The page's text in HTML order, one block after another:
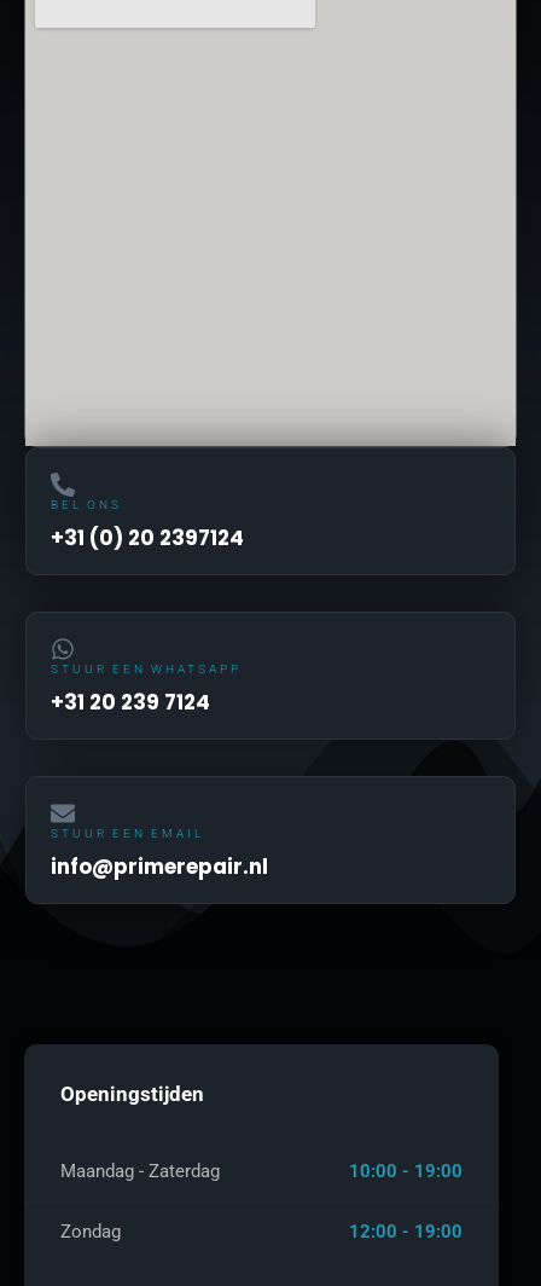
BEL ONS
+31 (0) 20 2397124
STUUR EEN WHATSAPP
+31 20 239 7124
STUUR EEN EMAIL
info@primerepair.nl
Openingstijden
Maandag - Zaterdag 10:00 - 19:00
Zondag 12:00 - 19:00